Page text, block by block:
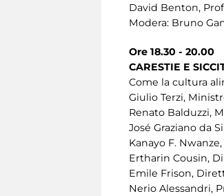
David Benton,
Modera: Bruno
Ore 18.30 - 20.00
CARESTIE E
Come la cultura
Giulio Terzi,
Renato Balduzzi,
José Graziano da
Kanayo F.
Ertharin Cousin,
Emile Frison,
Nerio Alessandri,